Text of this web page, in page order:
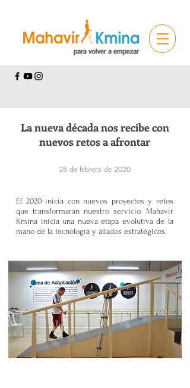
La nueva década nos recibe con
nuevos retos a afrontar
28 de febrero de 2020
El 2020 inicia con nuevos proyectos y retos
que transformarán nuestro servicio. Mahavir
Kmina inicia una nueva etapa evolutiva de la
mano de la tecnología y aliados estratégicos.